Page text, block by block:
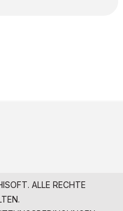
ALLE RECHTE